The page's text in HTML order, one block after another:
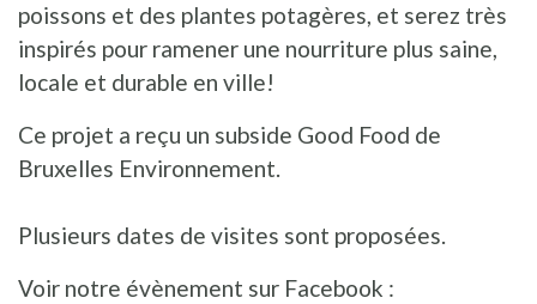
poissons et des plantes potagères, et serez très
inspirés pour ramener une nourriture plus saine,
locale et durable en ville!
Ce projet a reçu un subside Good Food de
Bruxelles Environnement.
Plusieurs dates de visites sont proposées.
Voir notre évènement sur Facebook :